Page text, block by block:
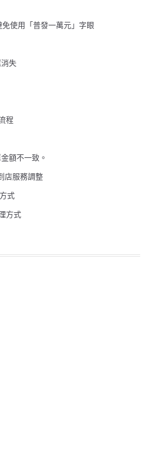
使用「普發一萬元」字眼
失
程
額不一致。
店服務調整
式
方式